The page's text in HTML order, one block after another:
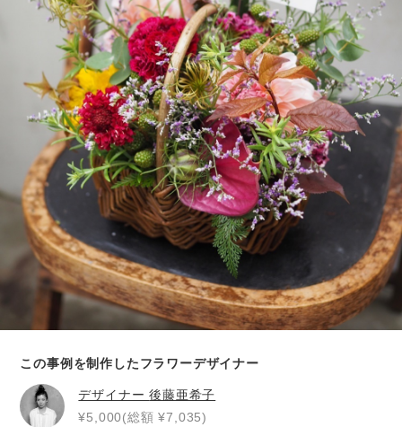
この事例を制作したフラワーデザイナー
デザイナー後藤亜希子
¥5,000(総額 ¥7,035)